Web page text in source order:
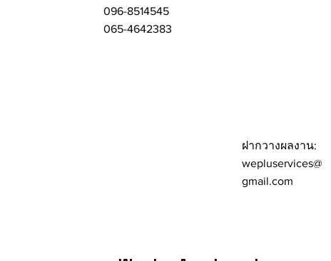
096-8514545
065-4642383
ฝากวางผลงาน:
wepluservices@
gmail.com